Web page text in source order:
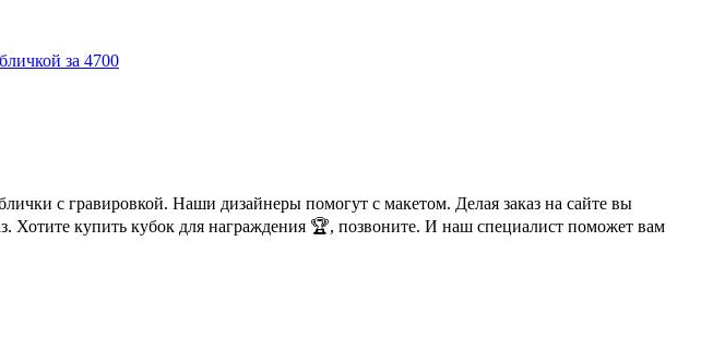
за 4700
с гравировкой. Наши дизайнеры помогут с макетом. Делая заказ на сайте вы
Хотите купить кубок для награждения 🏆, позвоните. И наш специалист поможет вам